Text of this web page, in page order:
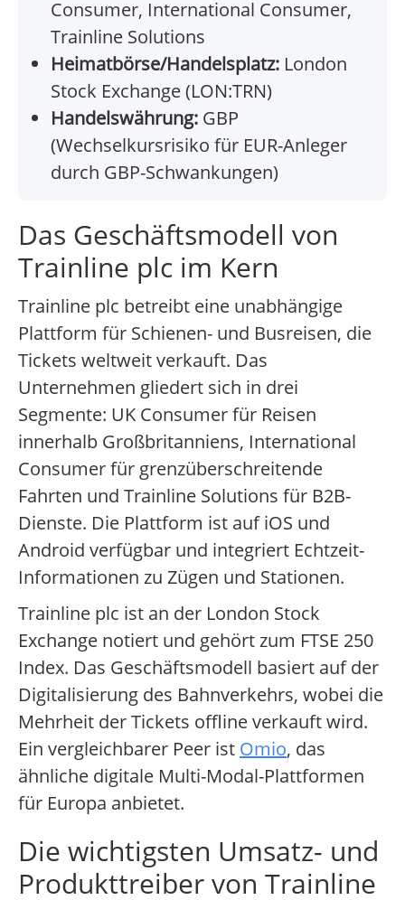
Consumer, International Consumer,
Trainline Solutions
Heimatbörse/Handelsplatz: London
Stock Exchange (LON:TRN)
Handelswährung: GBP
(Wechselkursrisiko für EUR-Anleger
durch GBP-Schwankungen)
Das Geschäftsmodell von
Trainline plc im Kern
Trainline plc betreibt eine unabhängige
Plattform für Schienen- und Busreisen, die
Tickets weltweit verkauft. Das
Unternehmen gliedert sich in drei
Segmente: UK Consumer für Reisen
innerhalb Großbritanniens, International
Consumer für grenzüberschreitende
Fahrten und Trainline Solutions für B2B-
Dienste. Die Plattform ist auf iOS und
Android verfügbar und integriert Echtzeit-
Informationen zu Zügen und Stationen.
Trainline plc ist an der London Stock
Exchange notiert und gehört zum FTSE 250
Index. Das Geschäftsmodell basiert auf der
Digitalisierung des Bahnverkehrs, wobei die
Mehrheit der Tickets offline verkauft wird.
Ein vergleichbarer Peer ist Omio, das
ähnliche digitale Multi-Modal-Plattformen
für Europa anbietet.
Die wichtigsten Umsatz- und
Produkttreiber von Trainline